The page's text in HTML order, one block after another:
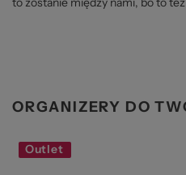
ORGANIZERY DO
Outlet